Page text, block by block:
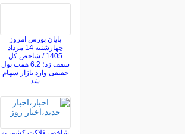
پایان بورس امروز
چهارشنبه 14 مرداد
1405 / شاخص کل
سقف زد؛ 6.2 همت پول
حقیقی وارد بازار سهام
شد